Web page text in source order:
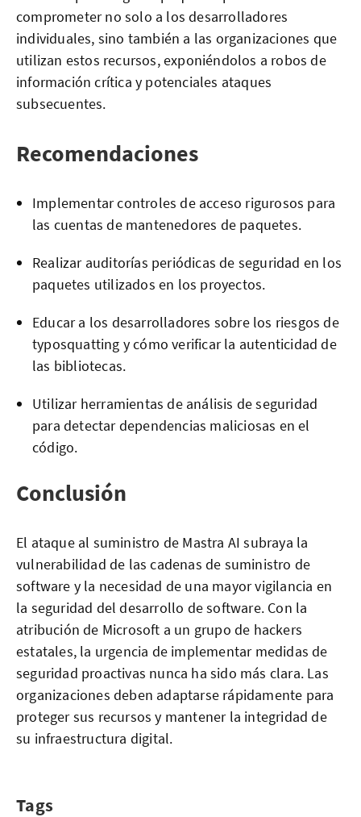
comprometer no solo a los desarrolladores
individuales, sino también a las organizaciones que
utilizan estos recursos, exponiéndolos a robos de
información crítica y potenciales ataques
subsecuentes.
Recomendaciones
Implementar controles de acceso rigurosos para
las cuentas de mantenedores de paquetes.
Realizar auditorías periódicas de seguridad en los
paquetes utilizados en los proyectos.
Educar a los desarrolladores sobre los riesgos de
typosquatting y cómo verificar la autenticidad de
las bibliotecas.
Utilizar herramientas de análisis de seguridad
para detectar dependencias maliciosas en el
código.
Conclusión
El ataque al suministro de Mastra AI subraya la
vulnerabilidad de las cadenas de suministro de
software y la necesidad de una mayor vigilancia en
la seguridad del desarrollo de software. Con la
atribución de Microsoft a un grupo de hackers
estatales, la urgencia de implementar medidas de
seguridad proactivas nunca ha sido más clara. Las
organizaciones deben adaptarse rápidamente para
proteger sus recursos y mantener la integridad de
su infraestructura digital.
Tags